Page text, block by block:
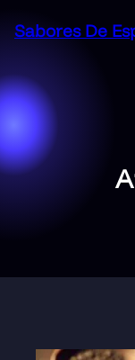
Sabores De